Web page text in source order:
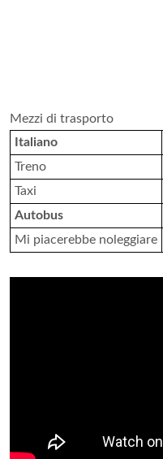
Mezzi di trasporto
Italiano
Treno
Taxi
Autobus
Mi piacerebbe noleggiare